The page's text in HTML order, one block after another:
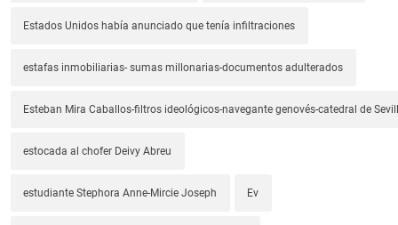
Estados Unidos había anunciado que tenía infiltraciones
estafas inmobiliarias- sumas millonarias-documentos adulterados
Esteban Mira Caballos-filtros ideológicos-navegante genovés-catedral de
estocada al chofer Deivy Abreu
estudiante Stephora Anne-Mircie Joseph Ev